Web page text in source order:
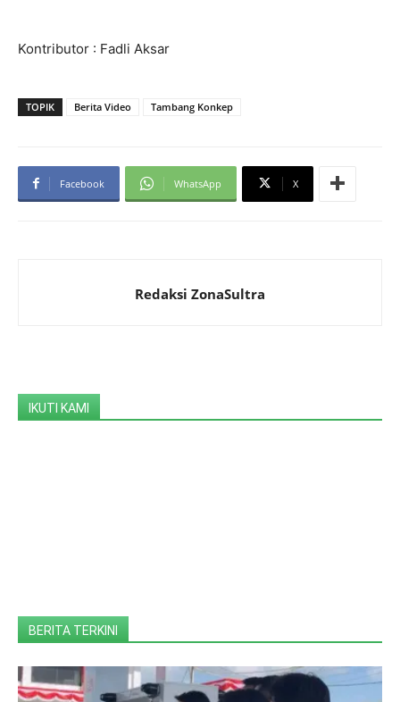
Kontributor : Fadli Aksar
TOPIK Berita Video Tambang Konkep
Facebook WhatsApp X
Redaksi ZonaSultra
IKUTI KAMI
BERITA TERKINI